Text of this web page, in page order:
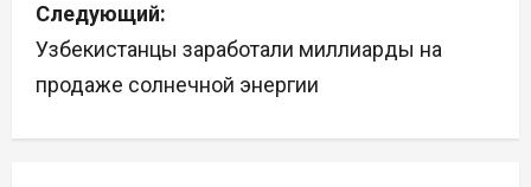
и
г
Следующий:
Узбекистанцы заработали миллиарды на
продаже солнечной энергии